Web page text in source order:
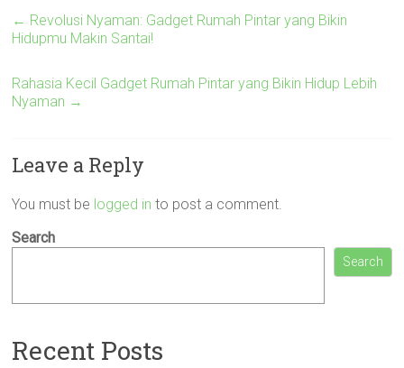
← Revolusi Nyaman: Gadget Rumah Pintar yang Bikin
Hidupmu Makin Santai!
Rahasia Kecil Gadget Rumah Pintar yang Bikin Hidup Lebih
Nyaman →
Leave a Reply
You must be logged in to post a comment.
Search
Search
Recent Posts